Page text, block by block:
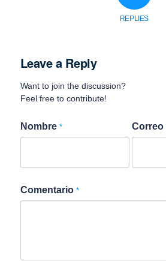
REPLIES
Leave a Reply
Want to join the discussion?
Feel free to contribute!
Nombre *
Comentario *